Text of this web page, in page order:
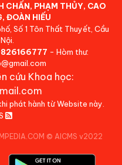
CHẤN, PHẠM THỦY, CAO
ĐOÀN HIẾU
Số 1 Tôn Thất Thuyết, Cầu
- Hòm thư:
cứu Khoa học:
phát hành từ Website này.
© AICMS v2022